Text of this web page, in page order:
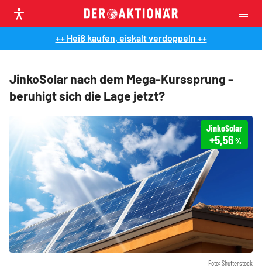
++ Heiß kaufen, eiskalt verdoppeln ++
JinkoSolar nach dem Mega-Kurssprung -
beruhigt sich die Lage jetzt?
Foto: Shutterstock
JinkoSolar
+5,56%